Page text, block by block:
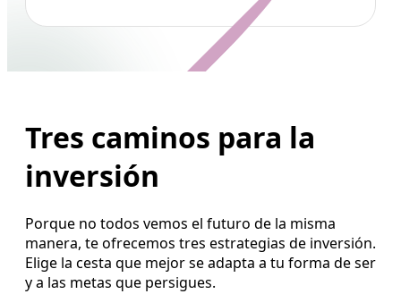
Tres caminos para la
inversión
Porque no todos vemos el futuro de la misma
manera, te ofrecemos tres estrategias de inversión.
Elige la cesta que mejor se adapta a tu forma de ser
y a las metas que persigues.